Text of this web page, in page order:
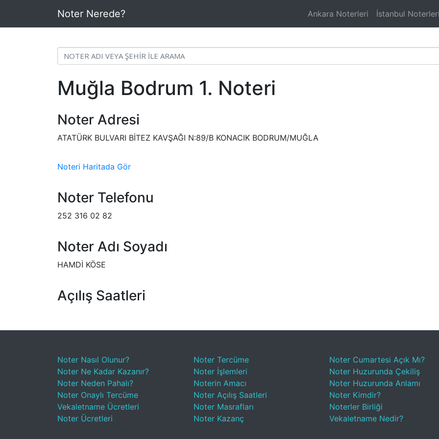
Noter Nerede? Ankara Noterleri İstanbul Noterleri
Muğla Bodrum 1. Noteri
Noter Adresi
ATATÜRK BULVARI BİTEZ KAVŞAĞI N:89/B KONACIK BODRUM/MUĞLA
Noteri Haritada Gör
Noter Telefonu
252 316 02 82
Noter Adı Soyadı
HAMDİ KÖSE
Açılış Saatleri
Noter Nasıl Olunur?
Noter Ne Kadar Kazanır?
Noter Neden Pahalı?
Noter Onaylı Tercüme
Vekaletname Ücretleri
Noter Ücretleri
Noter Tercüme
Noter İşlemleri
Noterin Amacı
Noter Açılış Saatleri
Noter Masrafları
Noter Kazanç
Noter Cumartesi Açık Mı?
Noter Huzurunda Çekiliş
Noter Huzurunda Anlamı
Noter Kimdir?
Noterler Birliği
Vekaletname Nedir?